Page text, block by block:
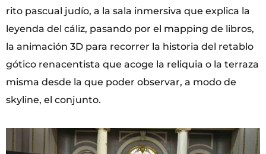
rito pascual judío, a la sala inmersiva que explica la
leyenda del cáliz, pasando por el mapping de libros,
la animación 3D para recorrer la historia del retablo
gótico renacentista que acoge la reliquia o la terraza
misma desde la que poder observar, a modo de
skyline, el conjunto.